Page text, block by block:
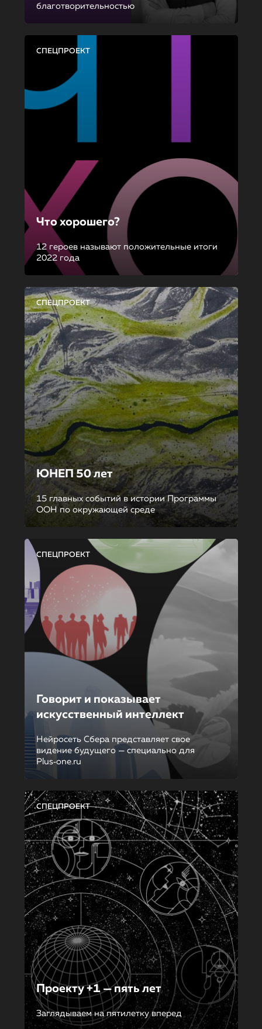
благотворительностью
СПЕЦПРОЕКТ
Что хорошего?
12 героев называют положительные итоги
2022 года
СПЕЦПРОЕКТ
ЮНЕП 50 лет
15 главных событий в истории Программы
ООН по окружающей среде
СПЕЦПРОЕКТ
Говорит и показывает
искусственный интеллект
Нейросеть Сбера представляет свое
видение будущего — специально для
Plus‑one.ru
СПЕЦПРОЕКТ
Проекту +1 — пять лет
Заглядываем на пятилетку вперед